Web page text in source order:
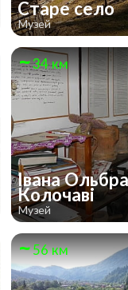
Старе село
Музей
34 км
Івана
Колочаві
Музей
56 км